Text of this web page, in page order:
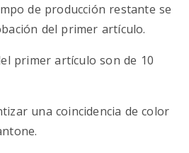
de producción restante se
del primer artículo.
primer artículo son de 10
una coincidencia de color